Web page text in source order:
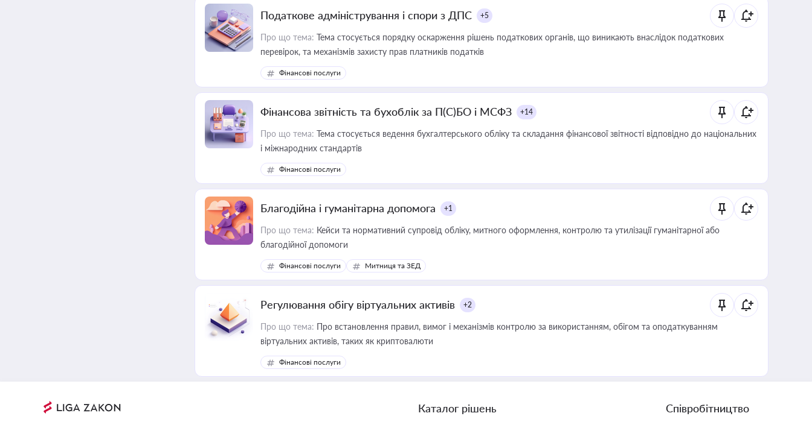
Податкове адміністрування і спори з ДПС +5
Про що тема: Тема стосується порядку оскарження рішень податкових органів, що виникають внаслідок податкових
перевірок, та механізмів захисту прав платників податків
Фінансові послуги
Фінансова звітність та бухоблік за П(С)БО і МСФЗ +14
Про що тема: Тема стосується ведення бухгалтерського обліку та складання фінансової звітності відповідно до національних
і міжнародних стандартів
Фінансові послуги
Благодійна і гуманітарна допомога +1
Про що тема: Кейси та нормативний супровід обліку, митного оформлення, контролю та утилізації гуманітарної або
благодійної допомоги
Фінансові послуги Митниця та ЗЕД
Регулювання обігу віртуальних активів +2
Про що тема: Про встановлення правил, вимог і механізмів контролю за використанням, обігом та оподаткуванням
віртуальних активів, таких як криптовалюти
Фінансові послуги
Каталог рішень Співробітництво